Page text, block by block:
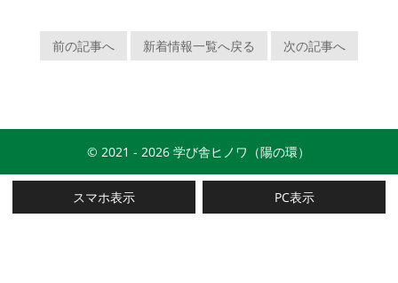
前の記事へ 新着情報一覧へ戻る 次の記事へ
© 2021 - 2026 学び舎ヒノワ（陽の環）
スマホ表示 PC表示